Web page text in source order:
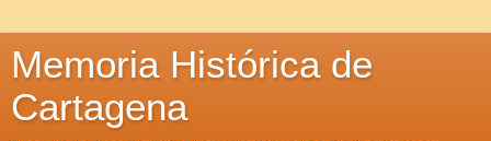
Memoria Histórica de
Cartagena